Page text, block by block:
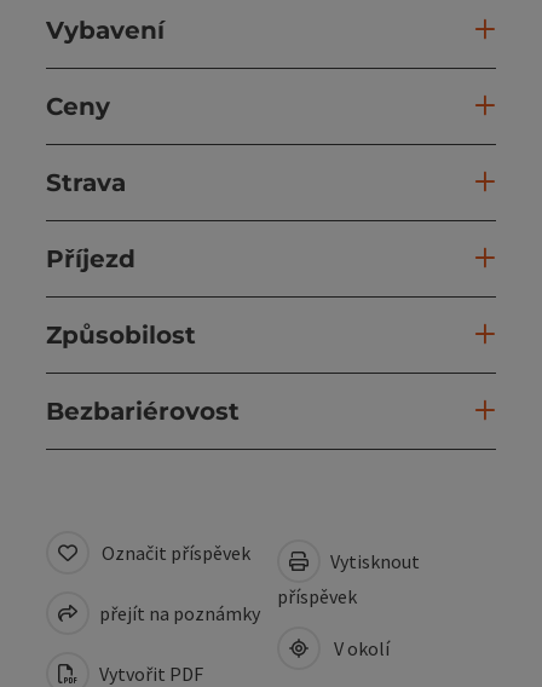
Vybavení
Ceny
Strava
Příjezd
Způsobilost
Bezbariérovost
Označit příspěvek
přejít na poznámky
Vytvořit PDF
Vytisknout
příspěvek
V okolí